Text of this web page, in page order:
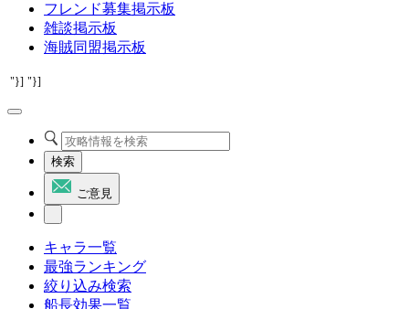
フレンド募集掲示板
雑談掲示板
海賊同盟掲示板
"}] "}]
検索
ご意見
キャラ一覧
最強ランキング
絞り込み検索
船長効果一覧